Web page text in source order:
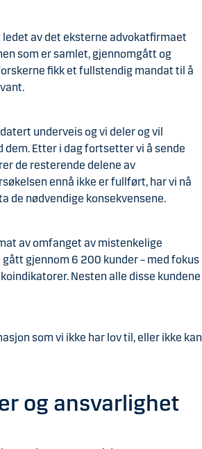
av det eksterne advokatfirmaet
som er samlet, gjennomgått og
fikk et fullstendig mandat til å
underveis og vi deler og vil
Etter i dag fortsetter vi å sende
de resterende delene av
ennå ikke er fullført, har vi nå
de nødvendige konsekvensene.
av omfanget av mistenkelige
gjennom 6 200 kunder – med fokus
Nesten alle disse kundene
som vi ikke har lov til, eller ikke kan
og ansvarlighet